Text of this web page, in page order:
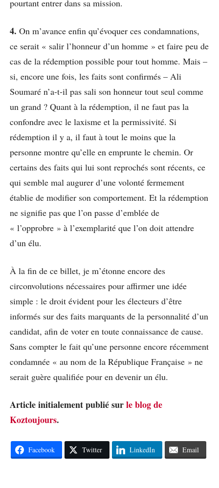
pourtant entrer dans sa mission.
4. On m’avance enfin qu’évoquer ces condamnations,
ce serait « salir l’honneur d’un homme » et faire peu de
cas de la rédemption possible pour tout homme. Mais –
si, encore une fois, les faits sont confirmés – Ali
Soumaré n’a-t-il pas sali son honneur tout seul comme
un grand ? Quant à la rédemption, il ne faut pas la
confondre avec le laxisme et la permissivité. Si
rédemption il y a, il faut à tout le moins que la
personne montre qu’elle en emprunte le chemin. Or
certains des faits qui lui sont reprochés sont récents, ce
qui semble mal augurer d’une volonté fermement
établie de modifier son comportement. Et la rédemption
ne signifie pas que l’on passe d’emblée de
« l’opprobre » à l’exemplarité que l’on doit attendre
d’un élu.
À la fin de ce billet, je m’étonne encore des
circonvolutions nécessaires pour affirmer une idée
simple : le droit évident pour les électeurs d’être
informés sur des faits marquants de la personnalité d’un
candidat, afin de voter en toute connaissance de cause.
Sans compter le fait qu’une personne encore récemment
condamnée « au nom de la République Française » ne
serait guère qualifiée pour en devenir un élu.
Article initialement publié surle blog de
Koztoujours.
Facebook Twitter LinkedIn Email